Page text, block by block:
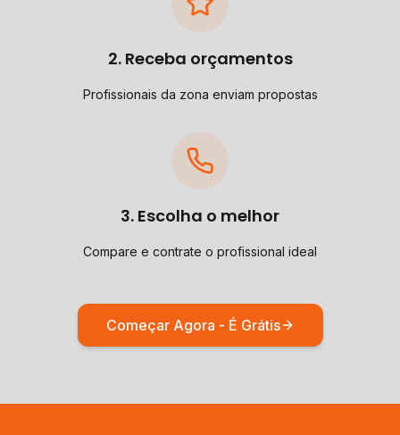
2. Receba orçamentos
Profissionais da zona enviam propostas
3. Escolha o melhor
Compare e contrate o profissional ideal
Começar Agora - É Grátis